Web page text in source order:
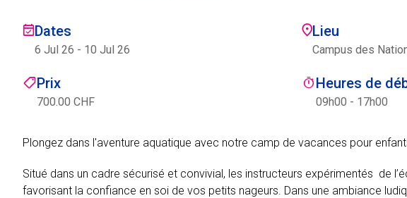
Dates
6 Jul 26 - 10 Jul 26
Lieu
Campus des
Prix
700.00 CHF
Heures de
09h00 - 17h00
Plongez dans l'aventure aquatique avec notre camp de vacances pour
Situé dans un cadre sécurisé et convivial, les instructeurs expérimentés de
favorisant la confiance en soi de vos petits nageurs. Dans une ambiance